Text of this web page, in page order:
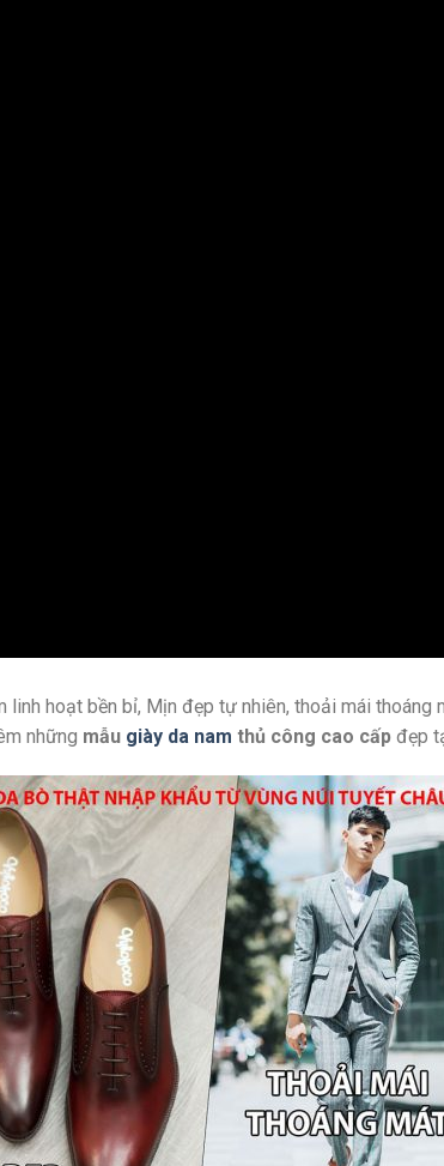
linh hoạt bền bỉ, Mịn đẹp tự nhiên, thoải mái thoáng
những mẫu giày da nam thủ công cao cấp đẹp